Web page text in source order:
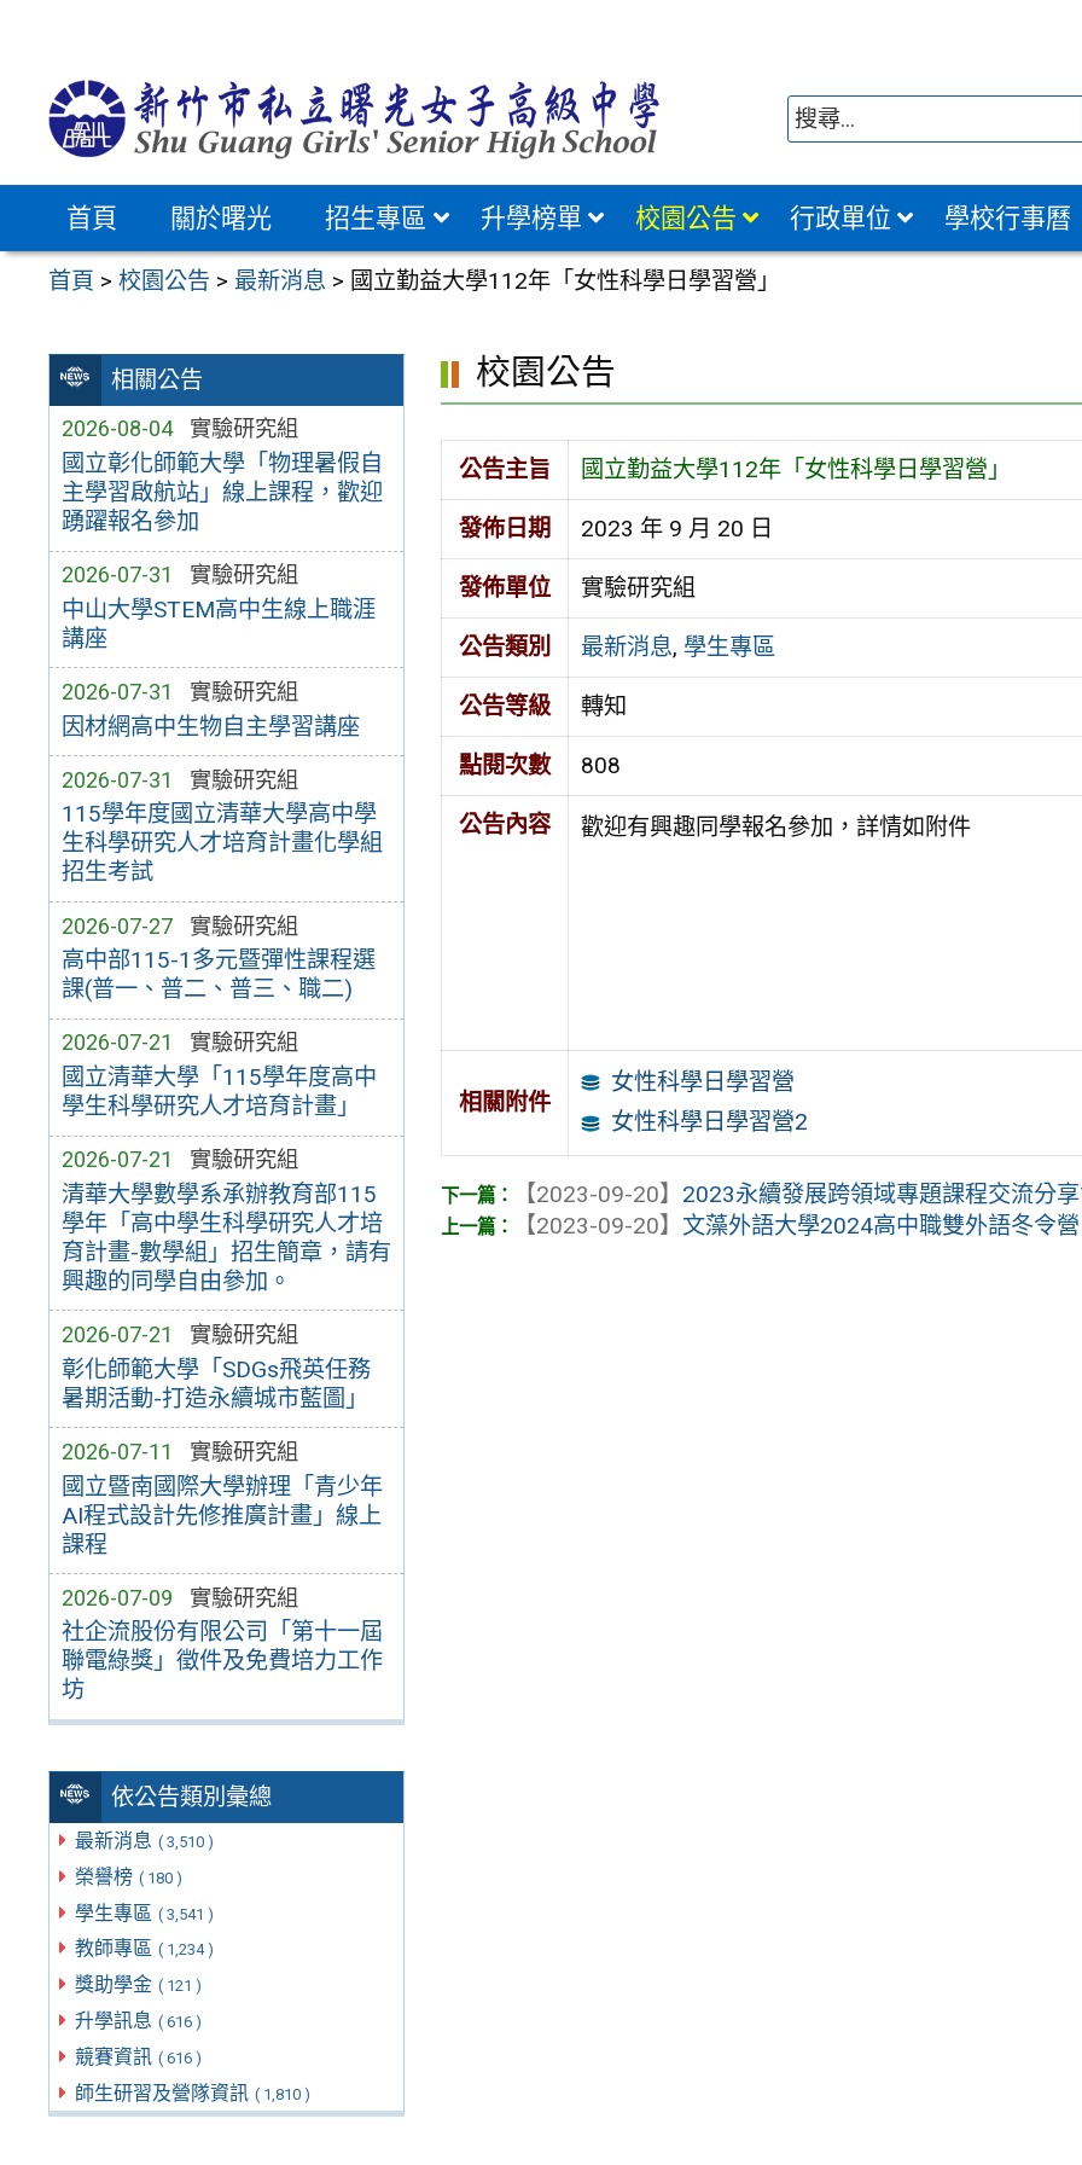
首頁 關於曙光 招生專區 升學榜單 校園公告 行政單位 學校行事曆
首頁 >校園公告 > 最新消息 > 國立勤益大學112年「女性科學日學習營」
相關公告
2026-08-04 實驗研究組
國立彰化師範大學「物理暑假自
主學習啟航站」線上課程，歡迎
踴躍報名參加
2026-07-31 實驗研究組
中山大學STEM高中生線上職涯
講座
2026-07-31 實驗研究組
因材網高中生物自主學習講座
2026-07-31 實驗研究組
115學年度國立清華大學高中學
生科學研究人才培育計畫化學組
招生考試
2026-07-27 實驗研究組
高中部115-1多元暨彈性課程選
課(普一、普二、普三、職二)
2026-07-21 實驗研究組
國立清華大學「115學年度高中
學生科學研究人才培育計畫」
2026-07-21 實驗研究組
清華大學數學系承辦教育部115
學年「高中學生科學研究人才培
育計畫-數學組」招生簡章，請有
興趣的同學自由參加。
2026-07-21 實驗研究組
彰化師範大學「SDGs飛英任務
暑期活動-打造永續城市藍圖」
2026-07-11 實驗研究組
國立暨南國際大學辦理「青少年
AI程式設計先修推廣計畫」線上
課程
2026-07-09 實驗研究組
社企流股份有限公司「第十一屆
聯電綠獎」徵件及免費培力工作
坊
依公告類別彙總
最新消息 ( 3,510 )
榮譽榜 ( 180 )
學生專區 ( 3,541 )
教師專區 ( 1,234 )
獎助學金 ( 121 )
升學訊息 ( 616 )
競賽資訊 ( 616 )
師生研習及營隊資訊 ( 1,810 )
校園公告
公告主旨 國立勤益大學112年「女性科學日學習營」
發佈日期 2023 年 9 月 20 日
發佈單位 實驗研究組
公告類別 最新消息, 學生專區
公告等級 轉知
點閱次數 808
公告內容 歡迎有興趣同學報名參加，詳情如附件
相關附件
女性科學日學習營
女性科學日學習營2
【2023-09-20】 2023永續發展跨領域專題課程交流分
【2023-09-20】 文藻外語大學2024高中職雙外語冬令營